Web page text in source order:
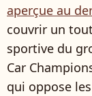
aperçue au
couvrir un
sportive du
Car
qui oppose